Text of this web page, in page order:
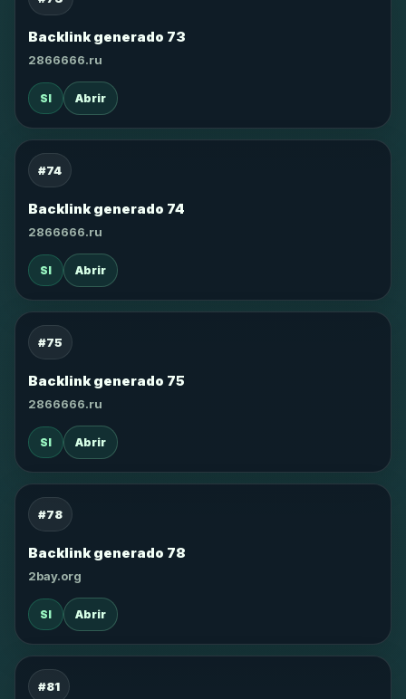
Backlink generado 73
2866666.ru
SI Abrir
#74
Backlink generado 74
2866666.ru
SI Abrir
#75
Backlink generado 75
2866666.ru
SI Abrir
#78
Backlink generado 78
2bay.org
SI Abrir
#81